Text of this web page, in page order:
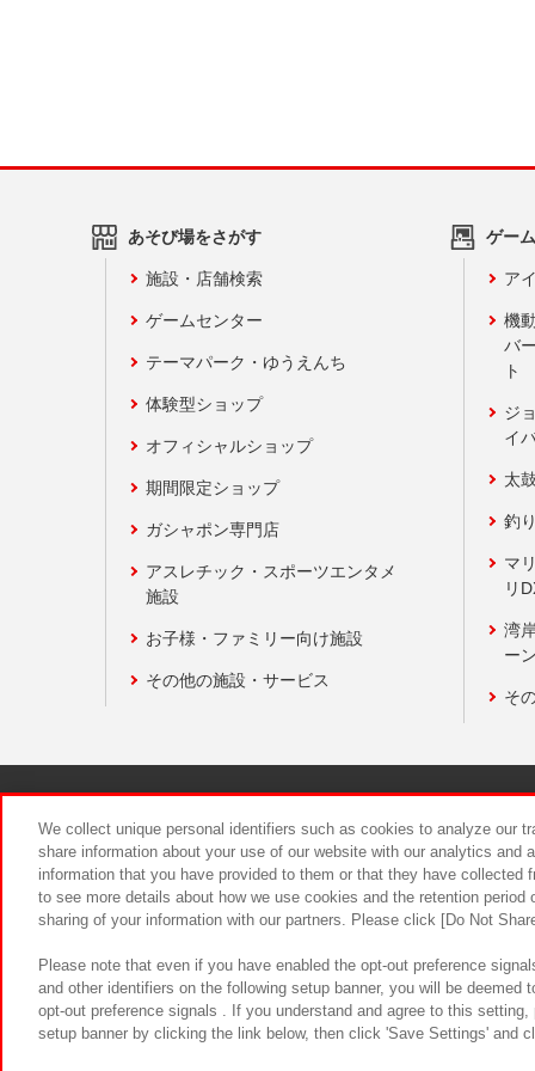
あそび場をさがす
施設・店舗検索
ゲームセンター
テーマパーク・ゆうえんち
体験型ショップ
オフィシャルショップ
期間限定ショップ
ガシャポン専門店
アスレチック・スポーツエンタメ
施設
お子様・ファミリー向け施設
その他の施設・サービス
ゲー
ア
機
バ
ト
ジ
イ
太
釣
マ
リ
湾
ー
そ
食品のご
We collect unique personal identifiers such as cookies to analyze our
share information about your use of our website with our analytics and
information that you have provided to them or that they have
to see more details about how we use cookies and the retention
sharing of your information with our partners. Please click [Do Not
Please note that even if you have enabled the opt-out preference
and other identifiers on the following setup banner, you will be
opt-out preference signals . If you understand and agree to this
setup banner by clicking the link below, then click 'Save Settings' and